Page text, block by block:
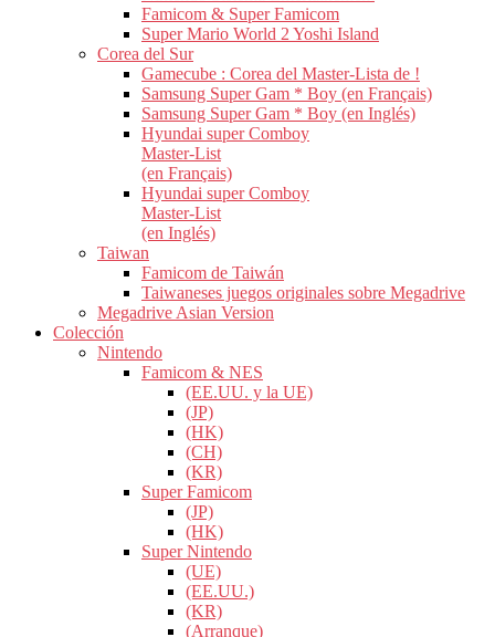
Famicom & Super Famicom
Super Mario World 2 Yoshi Island
Corea del Sur
Gamecube : Corea del Master-Lista de !
Samsung Super Gam * Boy (en Français)
Samsung Super Gam * Boy (en Inglés)
Hyundai super Comboy
Master-List
(en Français)
Hyundai super Comboy
Master-List
(en Inglés)
Taiwan
Famicom de Taiwán
Taiwaneses juegos originales sobre Megadrive
Megadrive Asian Version
Colección
Nintendo
Famicom & NES
(EE.UU. y la UE)
(JP)
(HK)
(CH)
(KR)
Super Famicom
(JP)
(HK)
Super Nintendo
(UE)
(EE.UU.)
(KR)
(Arranque)